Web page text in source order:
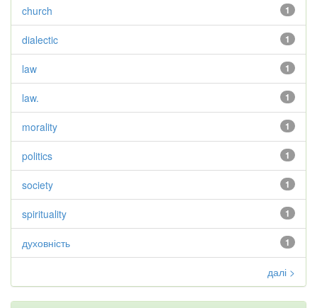
1
church
1
dialectic
1
law
1
law.
1
morality
1
politics
1
society
1
spirituality
1
духовність
далі >